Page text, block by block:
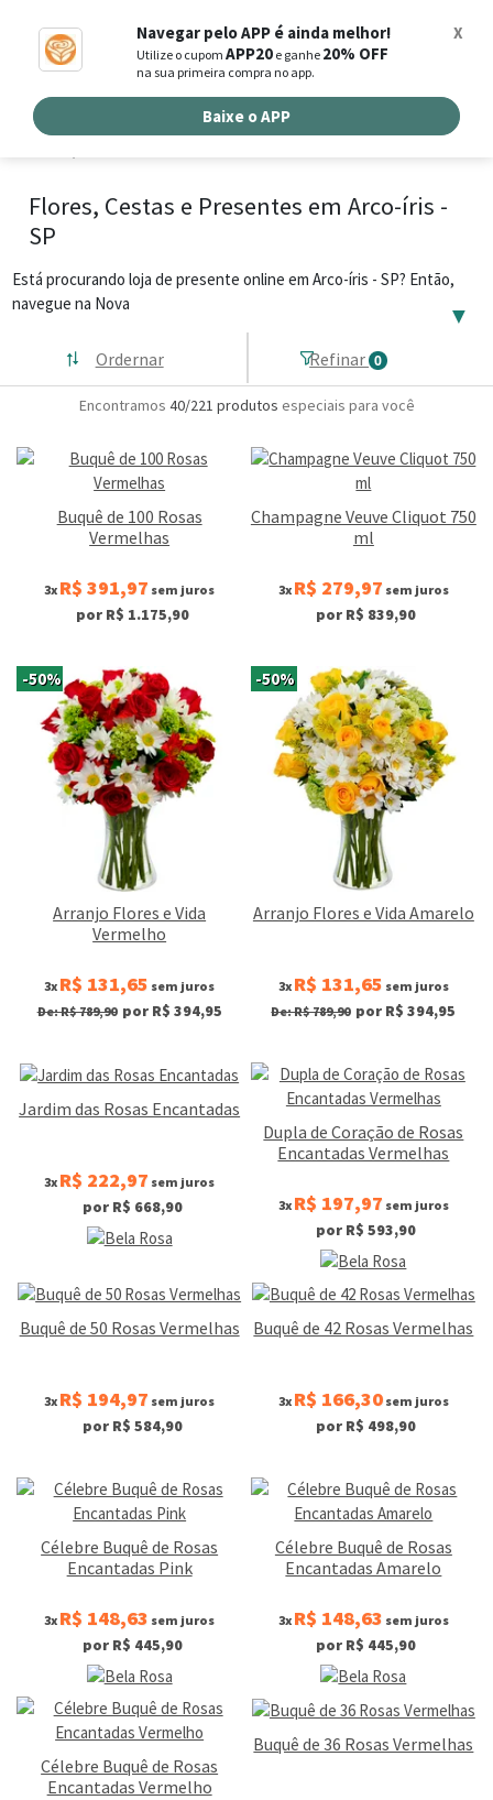
Navegar pelo APP é ainda melhor!
Utilize o cupomAPP20 e ganhe 20% OFF
na sua primeira compra no app.
X
Baixe o APP
Busca de produtos
Buscar por endereço de entrega
Flores, Cestas e Presentes em Arco-íris -
SP
Está procurando loja de presente online em Arco-íris - SP? Então,
navegue na Nova
▼
Refinar 0
Ordernar
Encontramos 40/221 produtos especiais para você
Buquê de 100 Rosas
Vermelhas
3x R$ 391,97 sem juros
por R$ 1.175,90
Champagne Veuve Cliquot 750
ml
3x R$ 279,97 sem juros
por R$ 839,90
-50%
Arranjo Flores e Vida
Vermelho
3x R$ 131,65 sem juros
De: R$ 789,90 por R$ 394,95
-50%
Arranjo Flores e Vida Amarelo
3x R$ 131,65 sem juros
De: R$ 789,90 por R$ 394,95
Jardim das Rosas Encantadas
3x R$ 222,97 sem juros
por R$ 668,90
Dupla de Coração de Rosas
Encantadas Vermelhas
3x R$ 197,97 sem juros
por R$ 593,90
Buquê de 50 Rosas Vermelhas
3x R$ 194,97 sem juros
por R$ 584,90
Buquê de 42 Rosas Vermelhas
3x R$ 166,30sem juros
por R$ 498,90
Célebre Buquê de Rosas
Encantadas Pink
3x R$ 148,63 sem juros
por R$ 445,90
Célebre Buquê de Rosas
Encantadas Amarelo
3x R$ 148,63 sem juros
por R$ 445,90
Célebre Buquê de Rosas
Encantadas Vermelho
Buquê de 36 Rosas Vermelhas